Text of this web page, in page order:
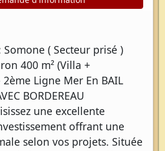
Somone ( Secteur prisé )
400 m² (Villa +
2ème Ligne Mer En BAIL
BORDEREAU
une excellente
offrant une
selon vos projets. Située